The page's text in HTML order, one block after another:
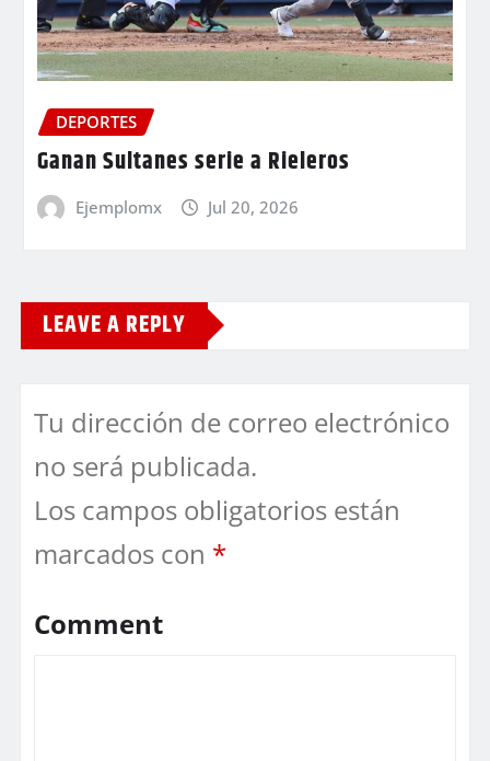
DEPORTES
Ganan Sultanes serie a Rieleros
Ejemplomx Jul 20, 2026
LEAVE A REPLY
Tu dirección de correo electrónico
no será publicada.
Los campos obligatorios están
marcados con *
Comment